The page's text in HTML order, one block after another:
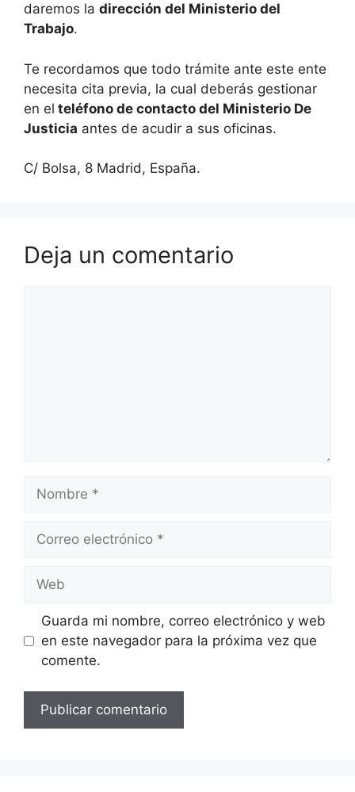
daremos la dirección del Ministerio del
Trabajo.
Te recordamos que todo trámite ante este ente
necesita cita previa, la cual deberás gestionar
en el teléfono de contacto del Ministerio De
Justicia antes de acudir a sus oficinas.
C/ Bolsa, 8 Madrid, España.
Deja un comentario
Nombre
Correo
Web
Guarda mi nombre, correo electrónico y web
en este navegador para la próxima vez que
comente.